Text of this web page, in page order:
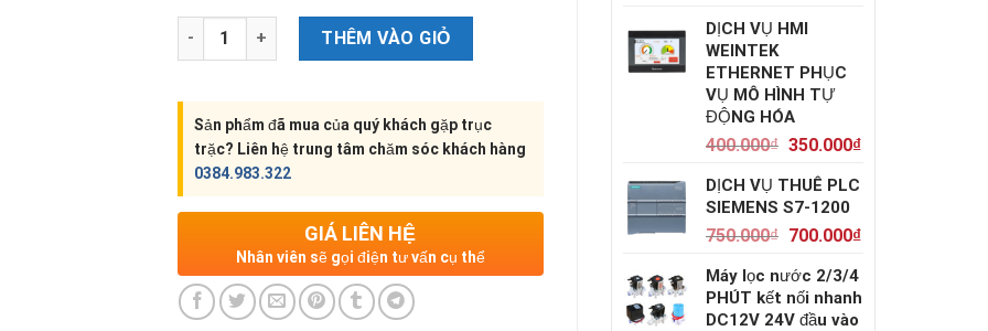
DỊCH VỤ HMI
WEINTEK
ETHERNET PHỤC
VỤ MÔ HÌNH TỰ
ĐỘNG HÓA
400.000₫ 350.000₫
DỊCH VỤ THUÊ PLC
SIEMENS S7-1200
750.000₫ 700.000₫
Máy lọc nước 2/3/4
PHÚT kết nối nhanh
DC12V 24V đầu vào
Số lượng THÊM VÀO GIỎ
Sản phẩm đã mua của quý khách gặp trục
trặc? Liên hệ trung tâm chăm sóc khách hàng
0384.983.322
GIÁ LIÊN HỆ
Nhân viên sẽ gọi điện tư vấn cụ thể